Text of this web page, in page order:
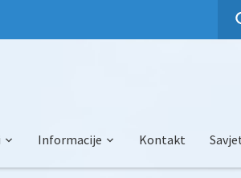
Informacije Kontakt